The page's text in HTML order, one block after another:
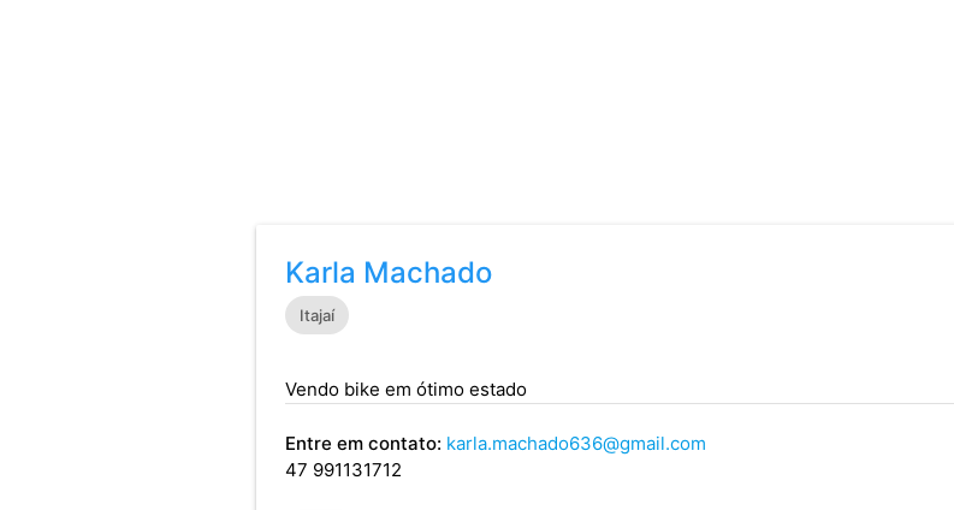
Karla Machado
Itajaí
Vendo bike em ótimo estado
Entre em contato: karla.machado636@gmail.com
47 991131712